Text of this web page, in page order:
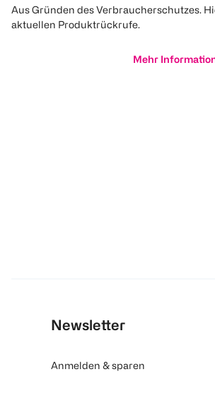
Aus Gründen des Verbraucherschutzes.
aktuellen Produktrückrufe.
Mehr
Newsletter
Anmelden & sparen